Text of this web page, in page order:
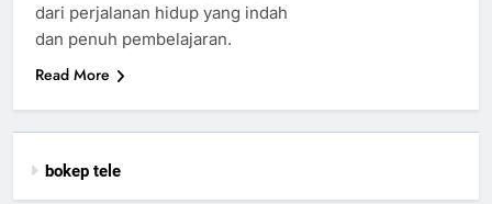
dari perjalanan hidup yang indah
dan penuh pembelajaran.
Read More
bokep tele